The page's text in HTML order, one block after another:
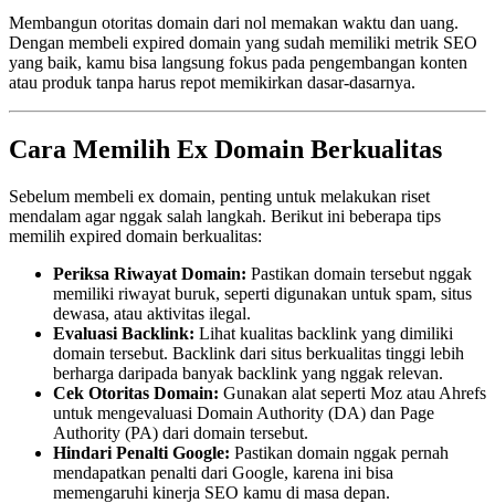
Membangun otoritas domain dari nol memakan waktu dan uang.
Dengan membeli expired domain yang sudah memiliki metrik SEO
yang baik, kamu bisa langsung fokus pada pengembangan konten
atau produk tanpa harus repot memikirkan dasar-dasarnya.
Cara Memilih Ex Domain Berkualitas
Sebelum membeli ex domain, penting untuk melakukan riset
mendalam agar nggak salah langkah. Berikut ini beberapa tips
memilih expired domain berkualitas:
Periksa Riwayat Domain: Pastikan domain tersebut nggak
memiliki riwayat buruk, seperti digunakan untuk spam, situs
dewasa, atau aktivitas ilegal.
Evaluasi Backlink: Lihat kualitas backlink yang dimiliki
domain tersebut. Backlink dari situs berkualitas tinggi lebih
berharga daripada banyak backlink yang nggak relevan.
Cek Otoritas Domain: Gunakan alat seperti Moz atau Ahrefs
untuk mengevaluasi Domain Authority (DA) dan Page
Authority (PA) dari domain tersebut.
Hindari Penalti Google: Pastikan domain nggak pernah
mendapatkan penalti dari Google, karena ini bisa
memengaruhi kinerja SEO kamu di masa depan.